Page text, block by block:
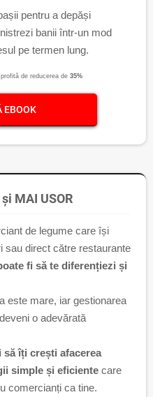
pentru a depăși
banii într-un mod
pe termen lung.
de reducerea de 35%
EBOOK
MAI USOR
de legume care își
sau direct către restaurante
fi să te diferențiezi și
este mare, iar gestionarea
o adevărată
să îți crești afacerea
simple și eficiente care
comercianți ca tine.